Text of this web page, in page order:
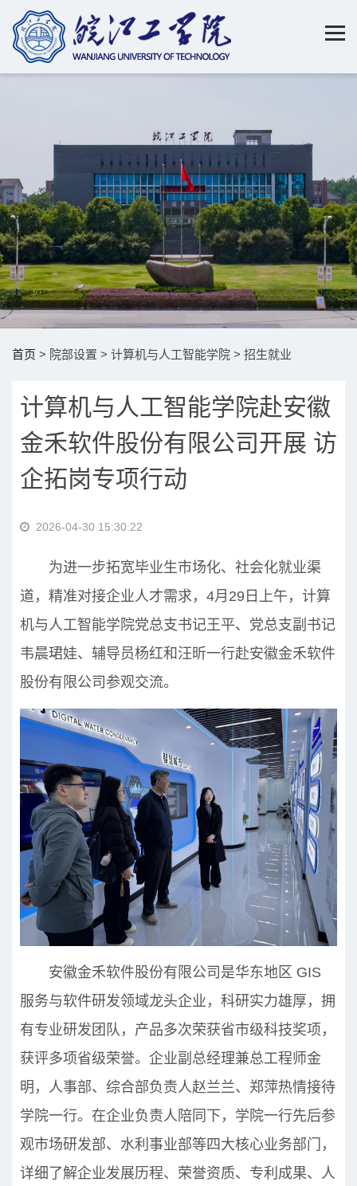
首页 > 院部设置 > 计算机与人工智能学院 > 招生就业
计算机与人工智能学院赴安徽
金禾软件股份有限公司开展 访
企拓岗专项行动
2026-04-30 15:30:22
为进一步拓宽毕业生市场化、社会化就业渠
道，精准对接企业人才需求，4月29日上午，计算
机与人工智能学院党总支书记王平、党总支副书记
韦晨珺娃、辅导员杨红和汪昕一行赴安徽金禾软件
股份有限公司参观交流。
安徽金禾软件股份有限公司是华东地区 GIS
服务与软件研发领域龙头企业，科研实力雄厚，拥
有专业研发团队，产品多次荣获省市级科技奖项，
获评多项省级荣誉。企业副总经理兼总工程师金
明，人事部、综合部负责人赵兰兰、郑萍热情接待
学院一行。在企业负责人陪同下，学院一行先后参
观市场研发部、水利事业部等四大核心业务部门，
详细了解企业发展历程、荣誉资质、专利成果、人